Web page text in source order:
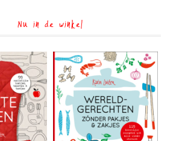
Nu in de winkel